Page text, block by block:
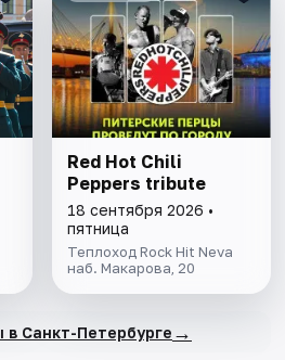
Red Hot Chili
Peppers tribute
18 сентября 2026 •
пятница
Теплоход Rock Hit Neva
наб. Макарова, 20
в Санкт-Петербурге →